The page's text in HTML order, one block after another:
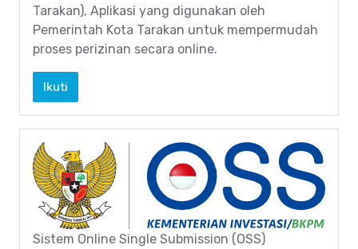
Tarakan), Aplikasi yang digunakan oleh
Pemerintah Kota Tarakan untuk mempermudah
proses perizinan secara online.
Ikuti
Sistem Online Single Submission (OSS)